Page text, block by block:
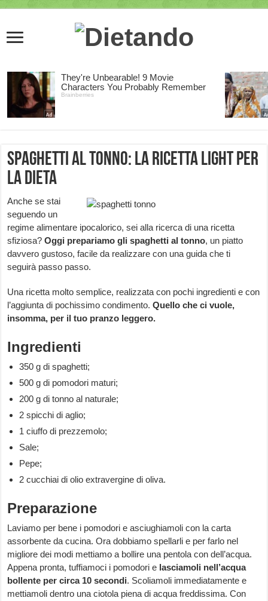
Spaghetti al tonno: la ricetta light per
la dieta
Anche se stai
seguendo un
regime alimentare ipocalorico, sei alla ricerca di una ricetta
sfiziosa? Oggi prepariamo gli spaghetti al tonno, un piatto
davvero gustoso, facile da realizzare con una guida che ti
seguirà passo passo.
Una ricetta molto semplice, realizzata con pochi ingredienti e con
l’aggiunta di pochissimo condimento.Quello che ci vuole,
insomma, per il tuo pranzo leggero.
Ingredienti
350 g di spaghetti;
500 g di pomodori maturi;
200 g di tonno al naturale;
2 spicchi di aglio;
1 ciuffo di prezzemolo;
Sale;
Pepe;
2 cucchiai di olio extravergine di oliva.
Preparazione
Laviamo per bene i pomodori e asciughiamoli con la carta
assorbente da cucina. Ora dobbiamo spellarli e per farlo nel
migliore dei modi mettiamo a bollire una pentola con dell’acqua.
Appena pronta, tuffiamoci i pomodori e lasciamoli nell’acqua
bollente per circa 10 secondi. Scoliamoli immediatamente e
mettiamoli dentro una ciotola piena di acqua freddissima. Con